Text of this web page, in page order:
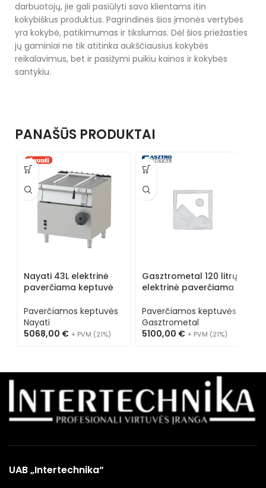
darbuotojų, jie gali pasiūlyti savo klientams itin
kokybiškus produktus. Pagrindinės šios įmonės vertybės
yra kokybė, patikimumas ir tikslumas. Dėl šios priežasties
jų gaminiai ne tik atitinka aukščiausius kokybės
reikalavimus, bet ir pasižymi puikiu kainos ir kokybės
santykiu.
PANAŠŪS PRODUKTAI
Nayati 43L elektrinė
paverčiama keptuvė
Paverčiamos keptuvės
Nayati
5068,00 € + PVM (21%)
Gasztrometal 120 litrų
elektrinė paverčiama
Paverčiamos keptuvės
Gasztrometal
5100,00 € + PVM (21%)
UAB „Intertechnika“